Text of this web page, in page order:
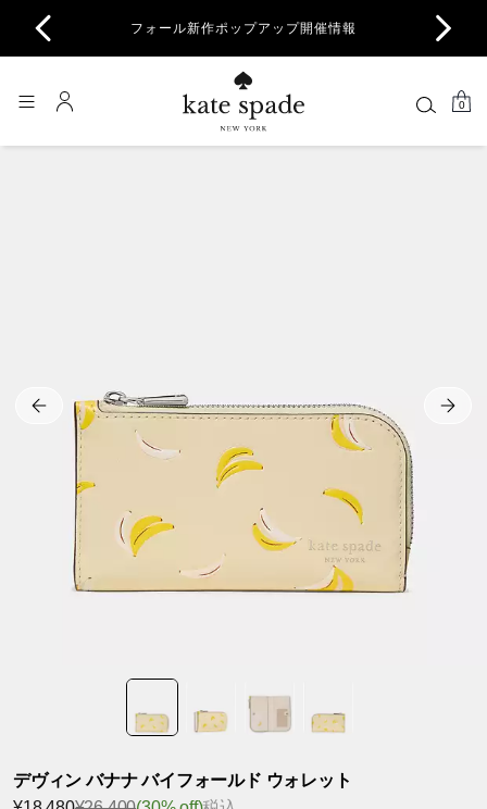
フォール新作ポップアップ開催情報
0
デヴィン バナナ バイフォールド ウォレット